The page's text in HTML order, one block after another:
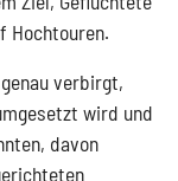
Hochtouren.
verbirgt,
wird und
davon